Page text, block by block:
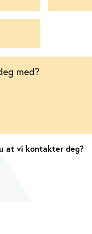
at vi kontakter deg?